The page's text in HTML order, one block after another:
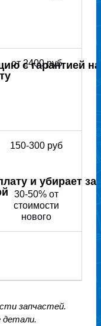
с гарантией на
и убирает за
от 2400 руб
150-300 руб
30-50% от
стоимости
нового
запчастей.
детали.